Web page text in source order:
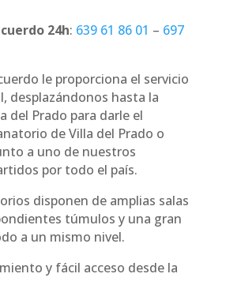
24h: 639 61 86 01 – 697
le proporciona el servicio
desplazándonos hasta la
del Prado para darle el
de Villa del Prado o
a uno de nuestros
por todo el país.
disponen de amplias salas
túmulos y una gran
a un mismo nivel.
y fácil acceso desde la